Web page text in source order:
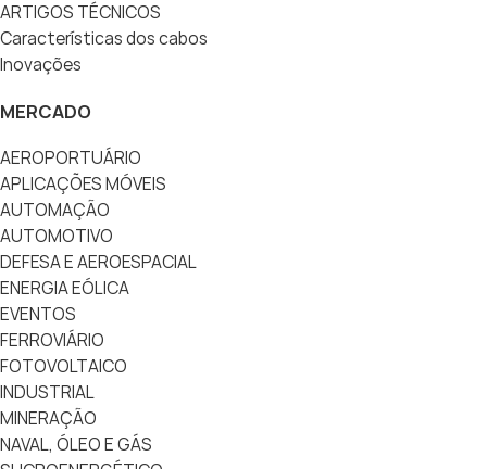
ARTIGOS TÉCNICOS
Características dos cabos
Inovações
MERCADO
AEROPORTUÁRIO
APLICAÇÕES MÓVEIS
AUTOMAÇÃO
AUTOMOTIVO
DEFESA E AEROESPACIAL
ENERGIA EÓLICA
EVENTOS
FERROVIÁRIO
FOTOVOLTAICO
INDUSTRIAL
MINERAÇÃO
NAVAL, ÓLEO E GÁS